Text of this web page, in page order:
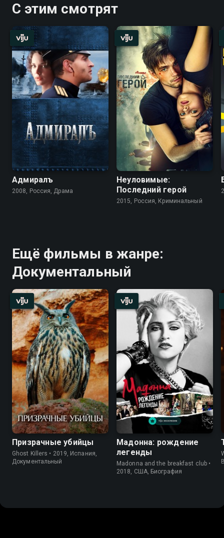
С этим смотрят
Адмиралъ
2008, Россия, Драма
Неуловимые:
Последний герой
2015, Россия, Криминальный
Ещё фильмы в жанре:
Документальный
Призрачные убийцы
Ghost Killers • 2019, Испания,
Документальный
Мадонна: рождение
легенды
Madonna and the breakfast club •
2018, США, Биография